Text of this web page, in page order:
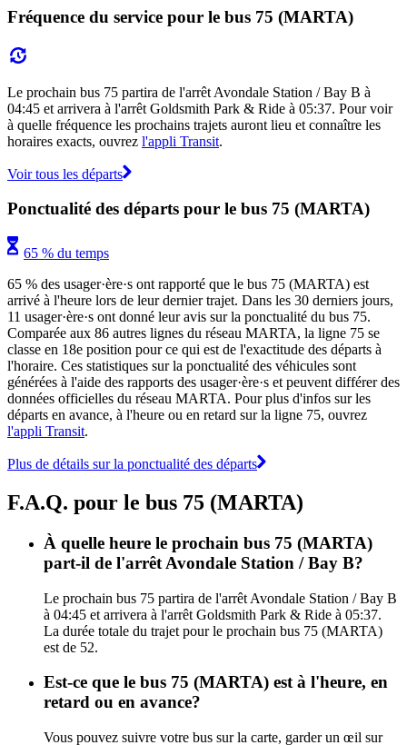
Fréquence du service pour le bus 75 (MARTA)
Le prochain bus 75 partira de l'arrêt Avondale Station / Bay B à
04:45 et arrivera à l'arrêt Goldsmith Park & Ride à 05:37. Pour voir
à quelle fréquence les prochains trajets auront lieu et connaître les
horaires exacts, ouvrez l'appli Transit.
Voir tous les départs
Ponctualité des départs pour le bus 75 (MARTA)
65 % du temps
65 % des usager·ère·s ont rapporté que le bus 75 (MARTA) est
arrivé à l'heure lors de leur dernier trajet. Dans les 30 derniers jours,
11 usager·ère·s ont donné leur avis sur la ponctualité du bus 75.
Comparée aux 86 autres lignes du réseau MARTA, la ligne 75 se
classe en 18e position pour ce qui est de l'exactitude des départs à
l'horaire. Ces statistiques sur la ponctualité des véhicules sont
générées à l'aide des rapports des usager·ère·s et peuvent différer des
données officielles du réseau MARTA. Pour plus d'infos sur les
départs en avance, à l'heure ou en retard sur la ligne 75, ouvrez
l'appli Transit.
Plus de détails sur la ponctualité des départs
F.A.Q. pour le bus 75 (MARTA)
À quelle heure le prochain bus 75 (MARTA)
part-il de l'arrêt Avondale Station / Bay B?
Le prochain bus 75 partira de l'arrêt Avondale Station / Bay B
à 04:45 et arrivera à l'arrêt Goldsmith Park & Ride à 05:37.
La durée totale du trajet pour le prochain bus 75 (MARTA)
est de 52.
Est-ce que le bus 75 (MARTA) est à l'heure, en
retard ou en avance?
Vous pouvez suivre votre bus sur la carte, garder un œil sur